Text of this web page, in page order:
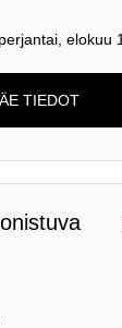
elokuu
TIEDOT